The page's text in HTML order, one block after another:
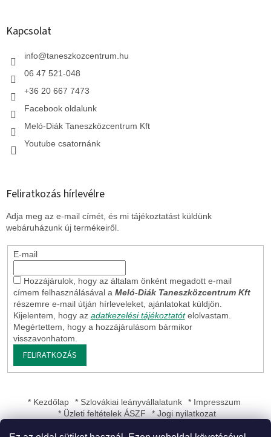
Kapcsolat
info@taneszkozcentrum.hu
06 47 521-048
+36 20 667 7473
Facebook oldalunk
Meló-Diák Taneszközcentrum Kft
Youtube csatornánk
Feliratkozás hírlevélre
Adja meg az e-mail címét, és mi tájékoztatást küldünk
webáruházunk új termékeiről.
E-mail
Hozzájárulok, hogy az általam önként megadott e-mail
címem felhasználásával a Meló-Diák Taneszközcentrum Kft
részemre e-mail útján hírleveleket, ajánlatokat küldjön.
Kijelentem, hogy az adatkezelési tájékoztatót elolvastam.
Megértettem, hogy a hozzájárulásom bármikor
visszavonhatom.
FELIRATKOZÁS
* Kezdőlap * Szlovákiai leányvállalatunk
* Impresszum
* Üzleti feltételek ÁSZF
* Jogi nyilatkozat